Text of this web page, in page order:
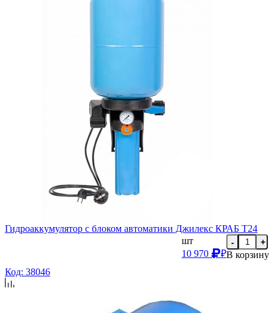
Гидроаккумулятор с блоком автоматики Джилекс КРАБ Т24
шт
10 970
₽
- +
В корзину
Код: 38046